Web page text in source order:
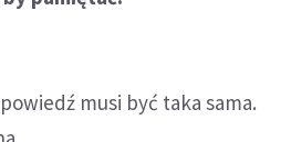
musi być taka sama.